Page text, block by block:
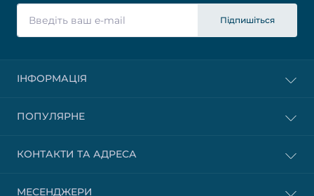
Підпишіться
ІНФОРМАЦІЯ
ПОПУЛЯРНЕ
КОНТАКТИ ТА АДРЕСА
МЕСЕНДЖЕРИ